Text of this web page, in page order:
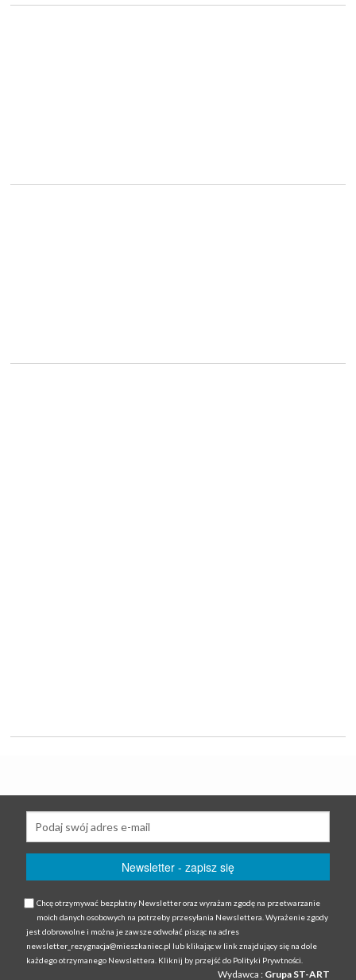
Chcę otrzymywać bezpłatny Newsletter oraz wyrażam zgodę na przetwarzanie
moich danych osobowych na potrzeby przesyłania Newslettera. Wyrażenie zgody
jest dobrowolne i można je zawsze odwołać pisząc na adres
newsletter_rezygnacja@mieszkaniec.pl lub klikając w link znajdujący się na dole
każdego otrzymanego Newslettera. Kliknij by przejść do Polityki Prywtności.
Wydawca : Grupa ST-ART